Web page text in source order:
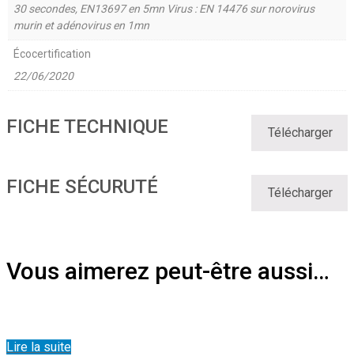
30 secondes, EN13697 en 5mn Virus : EN 14476 sur norovirus
murin et adénovirus en 1mn
Écocertification
22/06/2020
FICHE TECHNIQUE Télécharger
FICHE SÉCURUTÉ Télécharger
Vous aimerez peut-être aussi…
Lire la suite